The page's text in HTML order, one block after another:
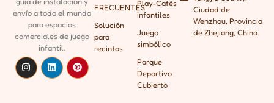
envío a todo el mundo
para espacios
comerciales de juego
infantil.
FRECUENTES
Solución
para
recintos
Play-Cafés
infantiles
Juego
simbólico
Parque
Deportivo
Cubierto
Ciudad de
Wenzhou, Provincia
de Zhejiang, China